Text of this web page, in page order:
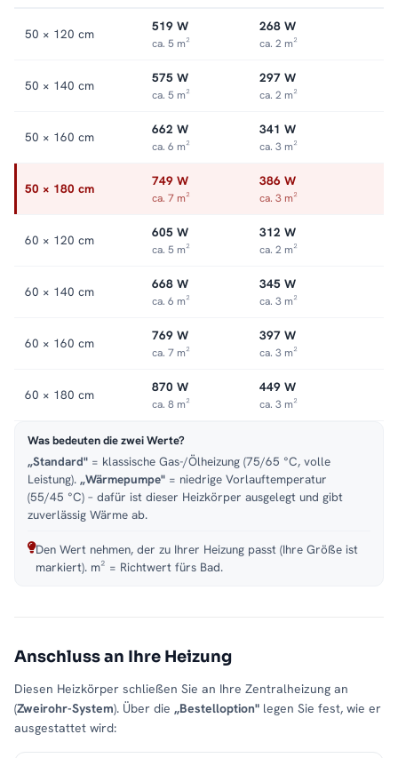
50 × 120 cm 519 W
ca. 5 m²
268 W
ca. 2 m²
50 × 140 cm 575 W
ca. 5 m²
297 W
ca. 2 m²
50 × 160 cm 662 W
ca. 6 m²
341 W
ca. 3 m²
50 × 180 cm 749 W
ca. 7 m²
386 W
ca. 3 m²
60 × 120 cm 605 W
ca. 5 m²
312 W
ca. 2 m²
60 × 140 cm 668 W
ca. 6 m²
345 W
ca. 3 m²
60 × 160 cm 769 W
ca. 7 m²
397 W
ca. 3 m²
60 × 180 cm 870 W
ca. 8 m²
449 W
ca. 3 m²
Was bedeuten die zwei Werte?
„Standard" = klassische Gas-/Ölheizung (75/65 °C, volle
Leistung). „Wärmepumpe" = niedrige Vorlauftemperatur
(55/45 °C) – dafür ist dieser Heizkörper ausgelegt und gibt
zuverlässig Wärme ab.
Den Wert nehmen, der zu Ihrer Heizung passt (Ihre Größe ist
markiert). m² = Richtwert fürs Bad.
Anschluss an Ihre Heizung
Diesen Heizkörper schließen Sie an Ihre Zentralheizung an
(Zweirohr-System). Über die „Bestelloption" legen Sie fest, wie er
ausgestattet wird: